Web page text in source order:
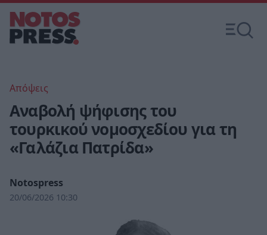
Απόψεις
Αναβολή ψήφισης του
τουρκικού νομοσχεδίου για τη
«Γαλάζια Πατρίδα»
Notospress
20/06/2026 10:30